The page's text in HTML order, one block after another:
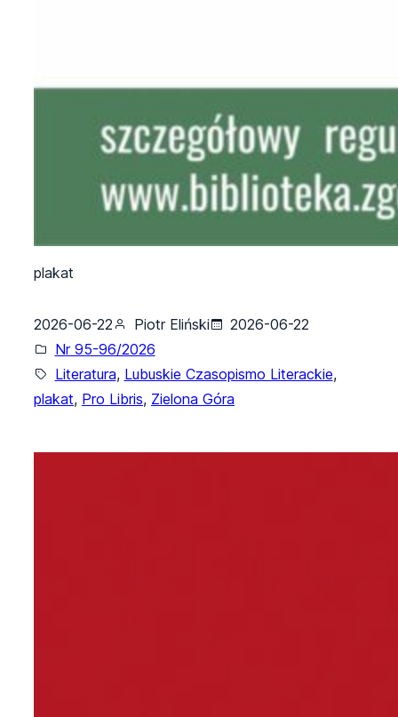
plakat
2026-06-22 Piotr Eliński
2026-06-22
Nr 95-96/2026
Literatura, Lubuskie Czasopismo Literackie,
plakat, Pro Libris, Zielona Góra